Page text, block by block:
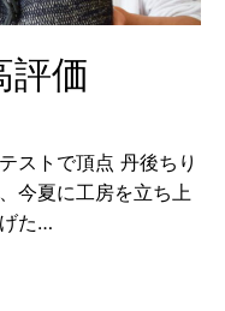
評価
ストで頂点 丹後ちり
今夏に工房を立ち上
た…